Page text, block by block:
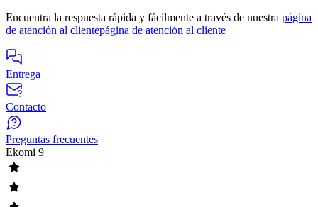
Encuentra la respuesta rápida y fácilmente a través de nuestra página
de atención al clientepágina de atención al cliente
Entrega
Contacto
Preguntas frecuentes
Ekomi 9